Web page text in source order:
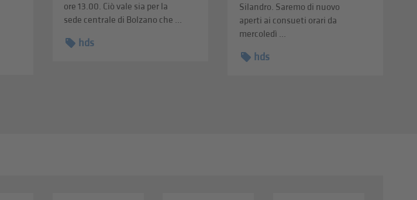
ore 13.00. Ciò vale sia per la
sede centrale di Bolzano che ...
hds
Silandro. Saremo di nuovo
aperti ai consueti orari da
mercoledì ...
hds